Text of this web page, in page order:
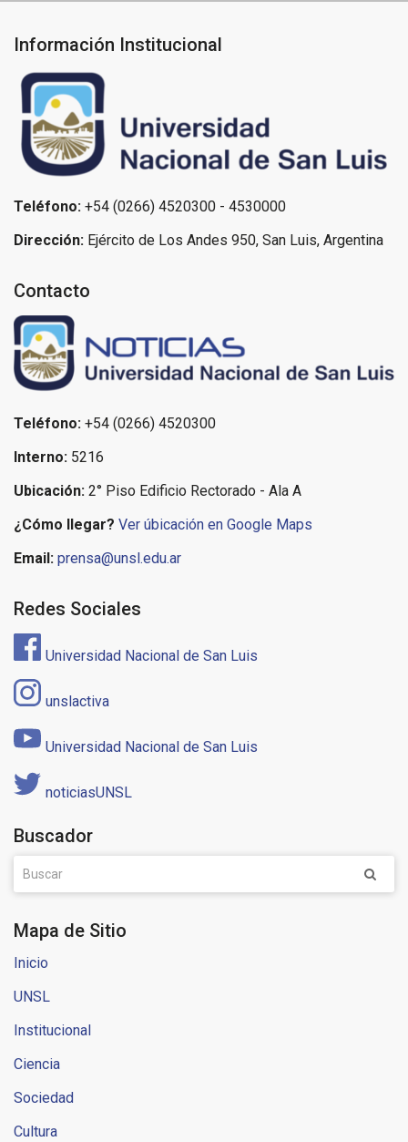
Información Institucional
Teléfono: +54 (0266) 4520300 - 4530000
Dirección: Ejército de Los Andes 950, San Luis, Argentina
Contacto
Teléfono: +54 (0266) 4520300
Interno: 5216
Ubicación: 2° Piso Edificio Rectorado - Ala A
¿Cómo llegar? Ver úbicación en Google Maps
Email: prensa@unsl.edu.ar
Redes Sociales
Universidad Nacional de San Luis
unslactiva
Universidad Nacional de San Luis
noticiasUNSL
Buscador
Mapa de Sitio
Inicio
UNSL
Institucional
Ciencia
Sociedad
Cultura